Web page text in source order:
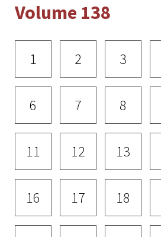
Volume 138
1 2 3
6 7 8
11 12 13
16 17 18